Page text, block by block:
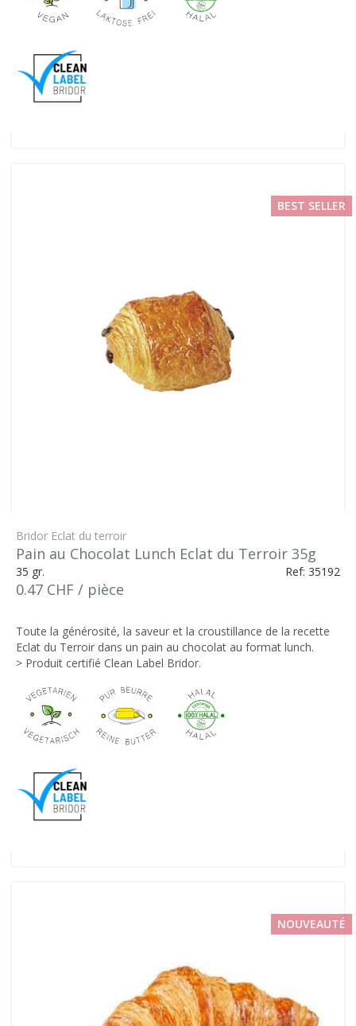
BEST SELLER
Bridor Eclat du terroir
Pain au Chocolat Lunch Eclat du Terroir 35g
35 gr. Ref: 35192
0.47 CHF / pièce
Toute la générosité, la saveur et la croustillance de la recette
Eclat du Terroir dans un pain au chocolat au format lunch.
> Produit certifié Clean Label Bridor.
NOUVEAUTÉ